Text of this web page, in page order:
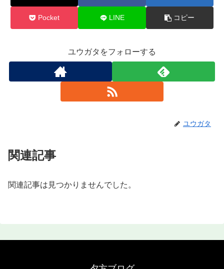
Pocket LINE コピー
ユウガタをフォローする
ユウガタ
関連記事
関連記事は見つかりませんでした。